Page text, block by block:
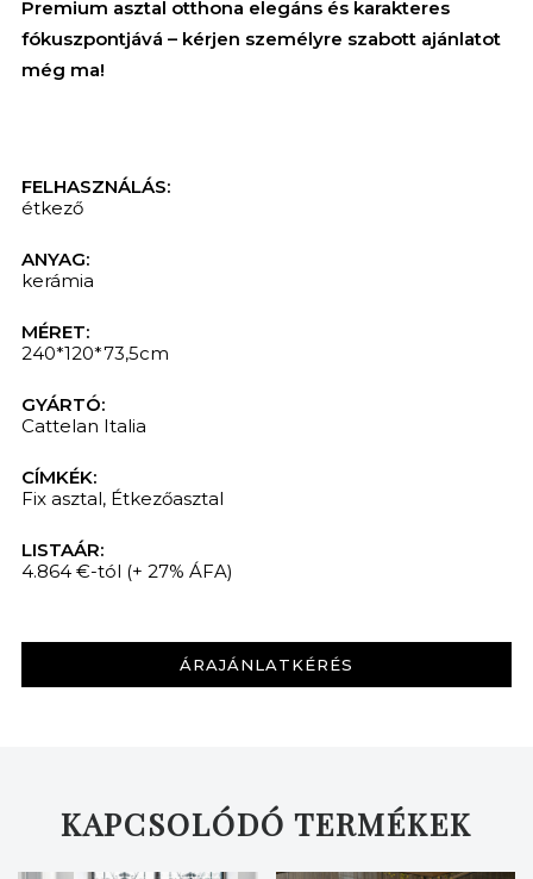
Premium asztal otthona elegáns és karakteres
fókuszpontjává – kérjen személyre szabott ajánlatot
még ma!
FELHASZNÁLÁS:
étkező
ANYAG:
kerámia
MÉRET:
240*120*73,5cm
GYÁRTÓ:
Cattelan Italia
CÍMKÉK:
Fix asztal, Étkezőasztal
LISTAÁR:
4.864 €-tól (+ 27% ÁFA)
ÁRAJÁNLATKÉRÉS
KAPCSOLÓDÓ TERMÉKEK